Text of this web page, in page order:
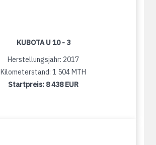
KUBOTA U 10 - 3
Herstellungsjahr: 2017
Kilometerstand: 1 504 MTH
Startpreis: 8 438 EUR